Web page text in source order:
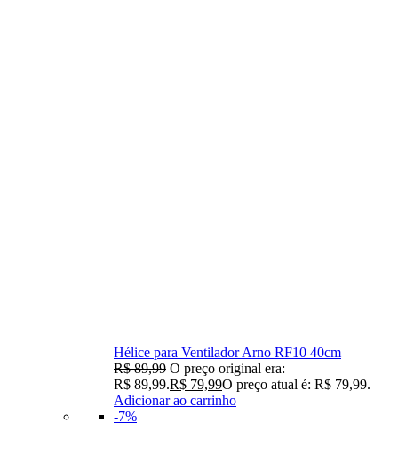
Hélice para Ventilador Arno RF10 40cm
R$89,99 O preço original era:
R$ 89,99.R$ 79,99O preço atual é: R$ 79,99.
Adicionar ao carrinho
-7%